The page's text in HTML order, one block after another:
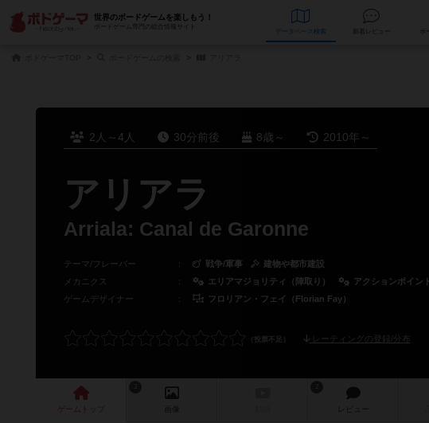
世界のボードゲームを楽しもう！
ボードゲーム専門の総合情報サイト
データベース
2人～4人 30分前後 8歳～ 2010年～
アリアラ
Arriala: Canal de Garonne
テーマ/フレーバー ： 戦争/軍事
建物や都市建設
メカニクス
： エリアマジョリティ（陣取り） アクションポイン
ゲームデザイナー
： フロリアン・フェイ（Florian Fay）
レーティングの登録/分布
ゲーム 画像 レビュー